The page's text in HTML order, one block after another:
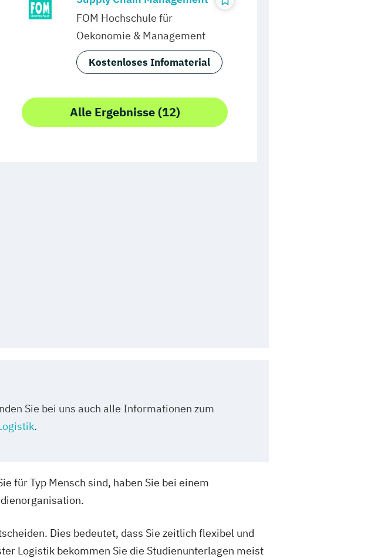
FOM Hochschule für
Oekonomie & Management
Kostenloses Infomaterial
Alle Ergebnisse (12)
Sie bei uns auch alle Informationen zum
.
für Typ Mensch sind, haben Sie bei einem
Dies bedeutet, dass Sie zeitlich flexibel und
Logistik bekommen Sie die Studienunterlagen meist